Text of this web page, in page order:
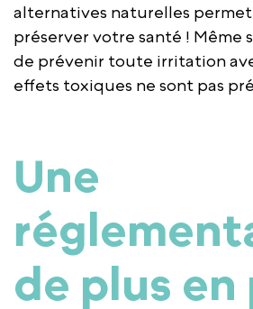
alternatives naturelles
préserver votre santé ! Même
de prévenir toute irritation
effets toxiques ne sont pas
Une
de plus en